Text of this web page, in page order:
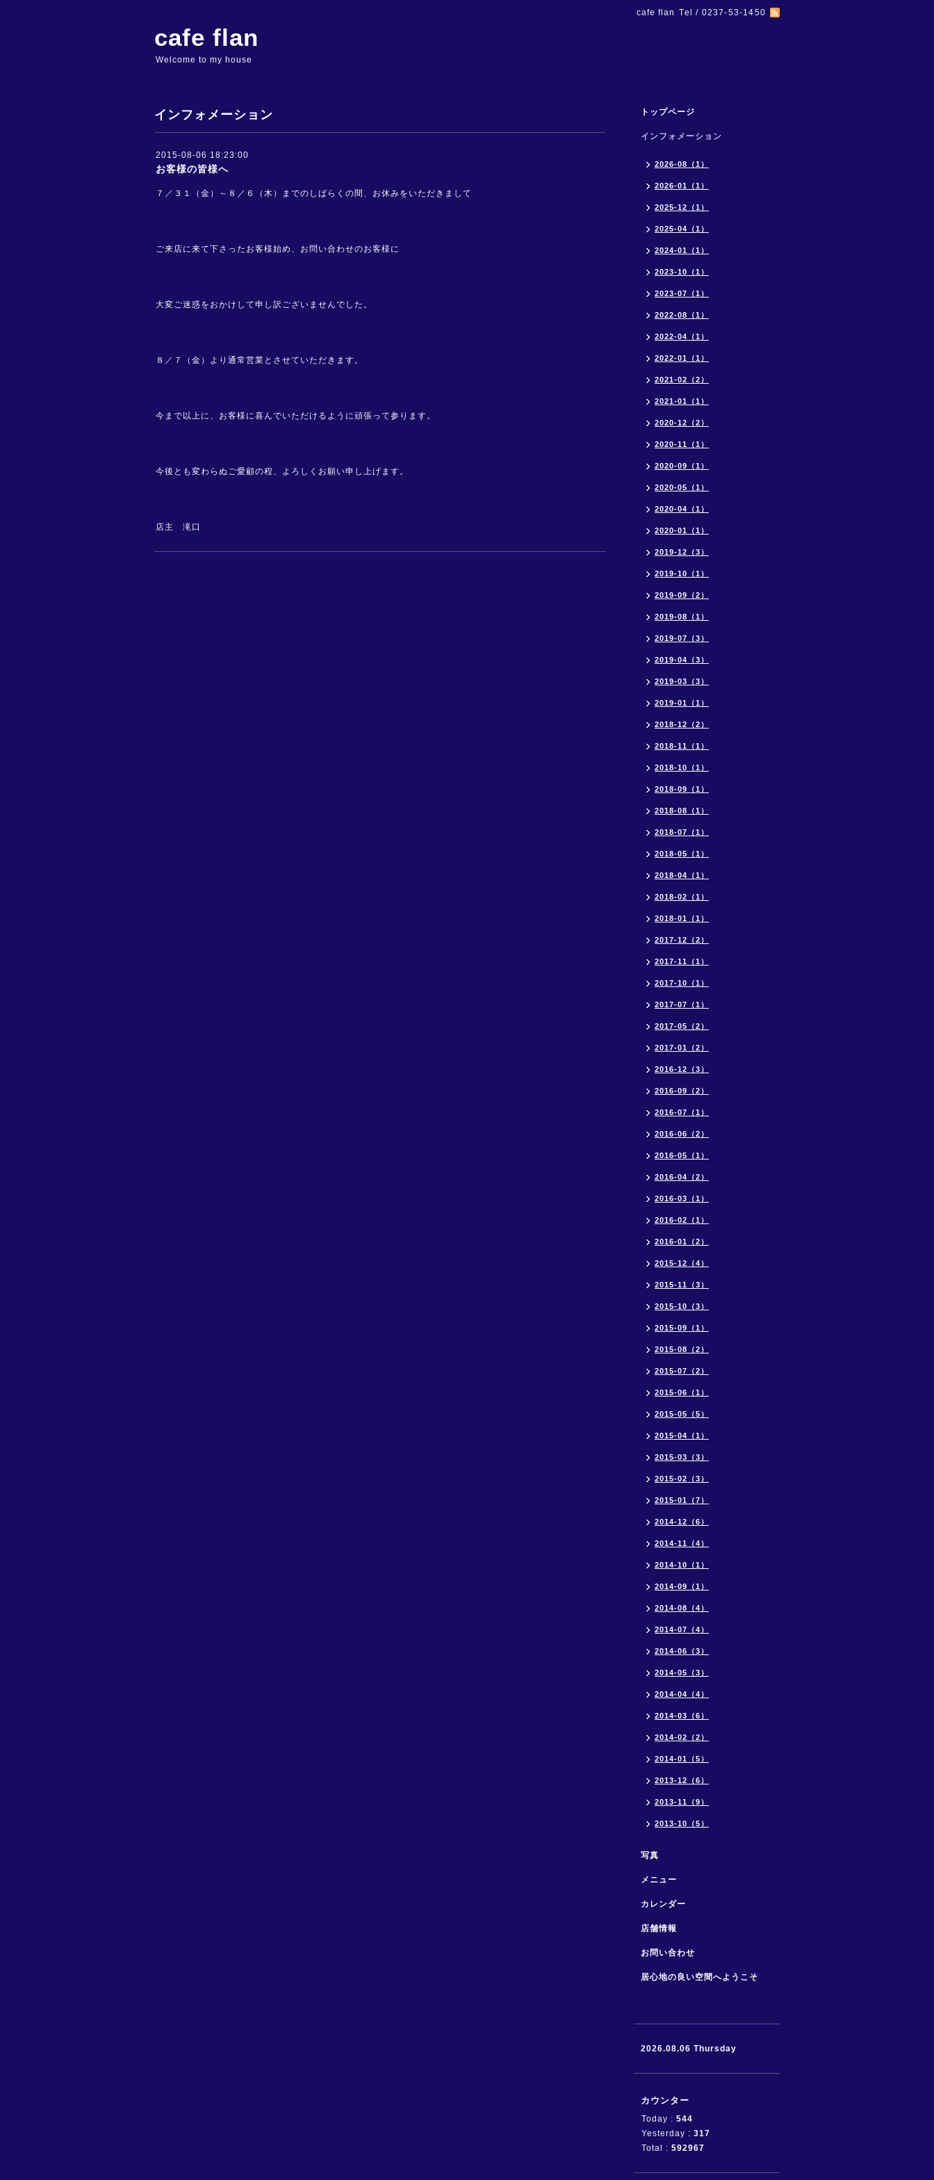
cafe flan Tel / 0237-53-1450
cafe flan
Welcome to my house
インフォメーション
2015-08-06 18:23:00
お客様の皆様へ
７／３１（金）～８／６（木）までのしばらくの間、お休みをいただきまして
ご来店に来て下さったお客様始め、お問い合わせのお客様に
大変ご迷惑をおかけして申し訳ございませんでした。
８／７（金）より通常営業とさせていただきます。
今まで以上に、お客様に喜んでいただけるように頑張って参ります。
今後とも変わらぬご愛顧の程、よろしくお願い申し上げます。
店主 滝口
トップページ
インフォメーション
2026-08（1）
2026-01（1）
2025-12（1）
2025-04（1）
2024-01（1）
2023-10（1）
2023-07（1）
2022-08（1）
2022-04（1）
2022-01（1）
2021-02（2）
2021-01（1）
2020-12（2）
2020-11（1）
2020-09（1）
2020-05（1）
2020-04（1）
2020-01（1）
2019-12（3）
2019-10（1）
2019-09（2）
2019-08（1）
2019-07（3）
2019-04（3）
2019-03（3）
2019-01（1）
2018-12（2）
2018-11（1）
2018-10（1）
2018-09（1）
2018-08（1）
2018-07（1）
2018-05（1）
2018-04（1）
2018-02（1）
2018-01（1）
2017-12（2）
2017-11（1）
2017-10（1）
2017-07（1）
2017-05（2）
2017-01（2）
2016-12（3）
2016-09（2）
2016-07（1）
2016-06（2）
2016-05（1）
2016-04（2）
2016-03（1）
2016-02（1）
2016-01（2）
2015-12（4）
2015-11（3）
2015-10（3）
2015-09（1）
2015-08（2）
2015-07（2）
2015-06（1）
2015-05（5）
2015-04（1）
2015-03（3）
2015-02（3）
2015-01（7）
2014-12（6）
2014-11（4）
2014-10（1）
2014-09（1）
2014-08（4）
2014-07（4）
2014-06（3）
2014-05（3）
2014-04（4）
2014-03（6）
2014-02（2）
2014-01（5）
2013-12（6）
2013-11（9）
2013-10（5）
写真
メニュー
カレンダー
店舗情報
お問い合わせ
居心地の良い空間へようこそ
2026.08.06 Thursday
カウンター
Today : 544
Yesterday : 317
Total : 592967